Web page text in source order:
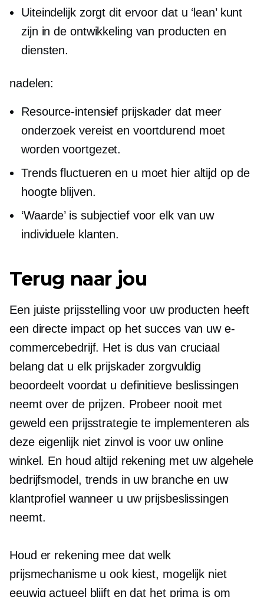
Uiteindelijk zorgt dit ervoor dat u ‘lean’ kunt
zijn in de ontwikkeling van producten en
diensten.
nadelen:
Resource-intensief prijskader dat meer
onderzoek vereist en voortdurend moet
worden voortgezet.
Trends fluctueren en u moet hier altijd op de
hoogte blijven.
‘Waarde’ is subjectief voor elk van uw
individuele klanten.
Terug naar jou
Een juiste prijsstelling voor uw producten heeft
een directe impact op het succes van uw e-
commercebedrijf. Het is dus van cruciaal
belang dat u elk prijskader zorgvuldig
beoordeelt voordat u definitieve beslissingen
neemt over de prijzen. Probeer nooit met
geweld een prijsstrategie te implementeren als
deze eigenlijk niet zinvol is voor uw online
winkel. En houd altijd rekening met uw algehele
bedrijfsmodel, trends in uw branche en uw
klantprofiel wanneer u uw prijsbeslissingen
neemt.
Houd er rekening mee dat welk
prijsmechanisme u ook kiest, mogelijk niet
eeuwig actueel blijft en dat het prima is om